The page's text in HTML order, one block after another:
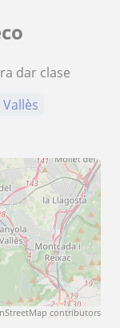
dar clase
contributors